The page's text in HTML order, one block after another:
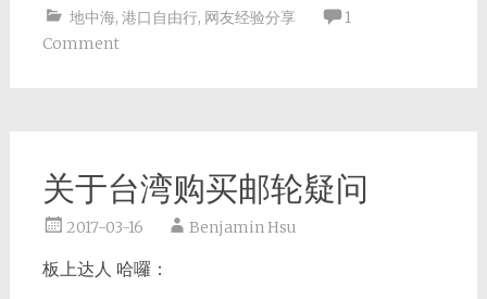
地中海, 港口自由行, 网友经验分享
1
Comment
关于台湾购买邮轮疑问
2017-03-16 Benjamin Hsu
板上达人 哈囉：